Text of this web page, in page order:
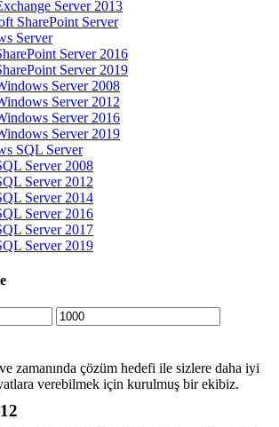
Server 2013
SharePoint Server
Server
Server 2016
Server 2019
Server 2008
Server 2012
Server 2016
Server 2019
SQL Server
Server 2008
Server 2012
Server 2014
Server 2016
Server 2017
Server 2019
En
yüksek
zamanında çözüm hedefi ile sizlere daha iyi
verebilmek için kurulmuş bir ekibiz.